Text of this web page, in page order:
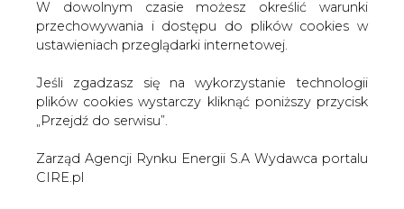
W dowolnym czasie możesz określić warunki
przechowywania i dostępu do plików cookies w
ustawieniach przeglądarki internetowej.
Jeśli zgadzasz się na wykorzystanie technologii
plików cookies wystarczy kliknąć poniższy przycisk
„Przejdź do serwisu”.
Zarząd Agencji Rynku Energii S.A Wydawca portalu
CIRE.pl
PODPIS
Przesłanie komentarza oznacza akceptację zasad korzystania z portalu
cire.pl
wyślij